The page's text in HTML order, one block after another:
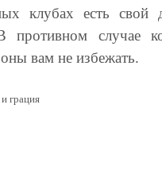
клубах есть свой
противном случае
вам не избежать.
грация